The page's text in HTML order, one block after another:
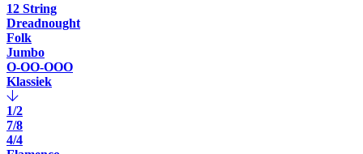
12 String
Dreadnought
Folk
Jumbo
O-OO-OOO
Klassiek
1/2
7/8
4/4